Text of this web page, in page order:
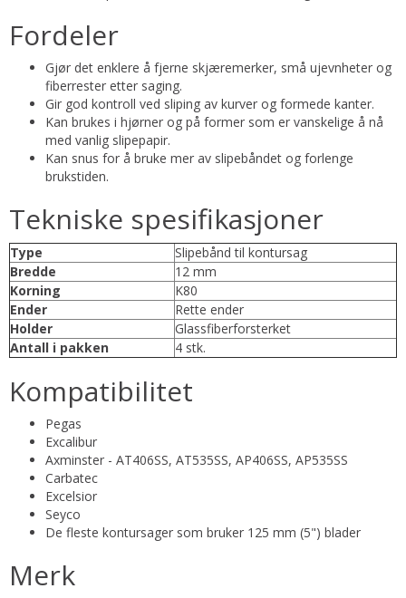
Fordeler
Gjør det enklere å fjerne skjæremerker, små ujevnheter og
fiberrester etter saging.
Gir god kontroll ved sliping av kurver og formede kanter.
Kan brukes i hjørner og på former som er vanskelige å nå
med vanlig slipepapir.
Kan snus for å bruke mer av slipebåndet og forlenge
brukstiden.
Tekniske spesifikasjoner
Type
Slipebånd til kontursag
Bredde
12 mm
Korning
K80
Ender
Rette ender
Holder
Glassfiberforsterket
Antall i pakken
4 stk.
Kompatibilitet
Pegas
Excalibur
Axminster - AT406SS, AT535SS, AP406SS, AP535SS
Carbatec
Excelsior
Seyco
De fleste kontursager som bruker 125 mm (5") blader
Merk